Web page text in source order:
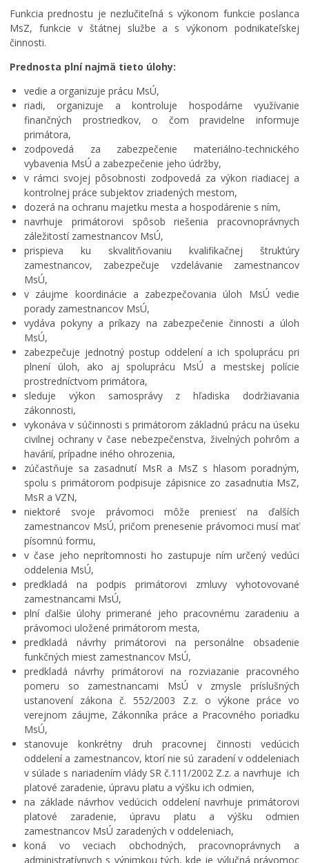
Funkcia prednostu je nezlučiteľná s výkonom funkcie poslanca
MsZ, funkcie v štátnej službe a s výkonom podnikateľskej
činnosti.
Prednosta plní najmä tieto úlohy:
vedie a organizuje prácu MsÚ,
riadi, organizuje a kontroluje hospodárne využívanie
finančných prostriedkov, o čom pravidelne informuje
primátora,
zodpovedá za zabezpečenie materiálno-technického
vybavenia MsÚ a zabezpečenie jeho údržby,
v rámci svojej pôsobnosti zodpovedá za výkon riadiacej a
kontrolnej práce subjektov zriadených mestom,
dozerá na ochranu majetku mesta a hospodárenie s ním,
navrhuje primátorovi spôsob riešenia pracovnoprávnych
záležitostí zamestnancov MsÚ,
prispieva ku skvalitňovaniu kvalifikačnej štruktúry
zamestnancov, zabezpečuje vzdelávanie zamestnancov
MsÚ,
v záujme koordinácie a zabezpečovania úloh MsÚ vedie
porady zamestnancov MsÚ,
vydáva pokyny a príkazy na zabezpečenie činnosti a úloh
MsÚ,
zabezpečuje jednotný postup oddelení a ich spoluprácu pri
plnení úloh, ako aj spoluprácu MsÚ a mestskej polície
prostredníctvom primátora,
sleduje výkon samosprávy z hľadiska dodržiavania
zákonnosti,
vykonáva v súčinnosti s primátorom základnú prácu na úseku
civilnej ochrany v čase nebezpečenstva, živelných pohrôm a
havárií, prípadne iného ohrozenia,
zúčastňuje sa zasadnutí MsR a MsZ s hlasom poradným,
spolu s primátorom podpisuje zápisnice zo zasadnutia MsZ,
MsR a VZN,
niektoré svoje právomoci môže preniesť na ďalších
zamestnancov MsÚ, pričom prenesenie právomoci musí mať
písomnú formu,
v čase jeho neprítomnosti ho zastupuje ním určený vedúci
oddelenia MsÚ,
predkladá na podpis primátorovi zmluvy vyhotovované
zamestnancami MsÚ,
plní ďalšie úlohy primerané jeho pracovnému zaradeniu a
právomoci uložené primátorom mesta,
predkladá návrhy primátorovi na personálne obsadenie
funkčných miest zamestnancov MsÚ,
predkladá návrhy primátorovi na rozviazanie pracovného
pomeru so zamestnancami MsÚ v zmysle príslušných
ustanovení zákona č. 552/2003 Z.z. o výkone práce vo
verejnom záujme, Zákonníka práce a Pracovného poriadku
MsÚ,
stanovuje konkrétny druh pracovnej činnosti vedúcich
oddelení a zamestnancov, ktorí nie sú zaradení v oddeleniach
v súlade s nariadením vlády SR č.111/2002 Z.z. a navrhuje ich
platové zaradenie, úpravu platu a výšku ich odmien,
na základe návrhov vedúcich oddelení navrhuje primátorovi
platové zaradenie, úpravu platu a výšku odmien
zamestnancov MsÚ zaradených v oddeleniach,
koná vo veciach obchodných, pracovnoprávnych a
administratívnych s výnimkou tých, kde je výlučná právomoc